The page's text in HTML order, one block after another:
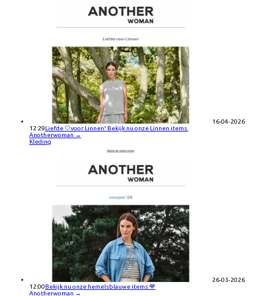
16-04-2026
12:29Liefde 🤍voor Linnen! Bekijk nu onze Linnen items.
Anotherwoman →
Kleding
26-03-2026
12:00Bekijk nu onze hemelsblauwe items 💙
Anotherwoman →